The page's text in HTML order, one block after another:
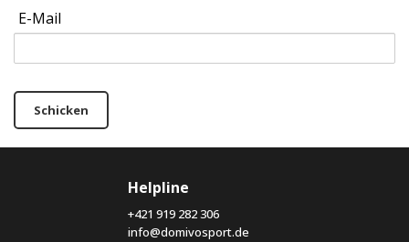
E-Mail
Schicken
Helpline
+421 919 282 306
info@domivosport.de